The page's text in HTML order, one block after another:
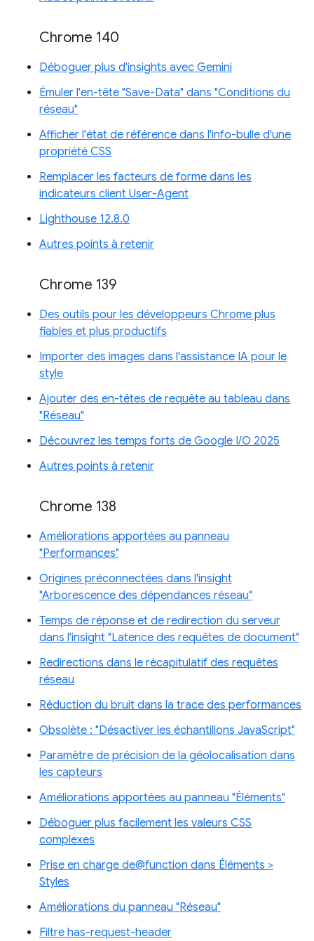
Chrome 140
Déboguer plus d'insights avec Gemini
Émuler l'en-tête "Save-Data" dans "Conditions du
réseau"
Afficher l'état de référence dans l'info-bulle d'une
propriété CSS
Remplacer les facteurs de forme dans les
indicateurs client User-Agent
Lighthouse 12.8.0
Autres points à retenir
Chrome 139
Des outils pour les développeurs Chrome plus
fiables et plus productifs
Importer des images dans l'assistance IA pour le
style
Ajouter des en-têtes de requête au tableau dans
"Réseau"
Découvrez les temps forts de Google I/O 2025
Autres points à retenir
Chrome 138
Améliorations apportées au panneau
"Performances"
Origines préconnectées dans l'insight
"Arborescence des dépendances réseau"
Temps de réponse et de redirection du serveur
dans l'insight "Latence des requêtes de document"
Redirections dans le récapitulatif des requêtes
réseau
Réduction du bruit dans la trace des performances
Obsolète : "Désactiver les échantillons JavaScript"
Paramètre de précision de la géolocalisation dans
les capteurs
Améliorations apportées au panneau "Éléments"
Déboguer plus facilement les valeurs CSS
complexes
Prise en charge de@function dans Éléments >
Styles
Améliorations du panneau "Réseau"
Filtre has-request-header